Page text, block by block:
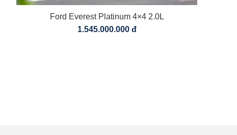
Ford Everest Platinum 4×4 2.0L
1.545.000.000 đ